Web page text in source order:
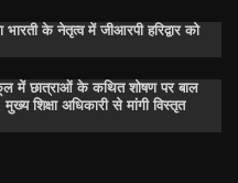
के नेतृत्व में जीआरपी हरिद्वार को
में छात्राओं के कथित शोषण पर बाल
शिक्षा अधिकारी से मांगी विस्तृत